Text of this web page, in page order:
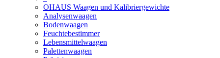
OHAUS Waagen und Kalibriergewichte
Analysenwaagen
Bodenwaagen
Feuchtebestimmer
Lebensmittelwaagen
Palettenwaagen